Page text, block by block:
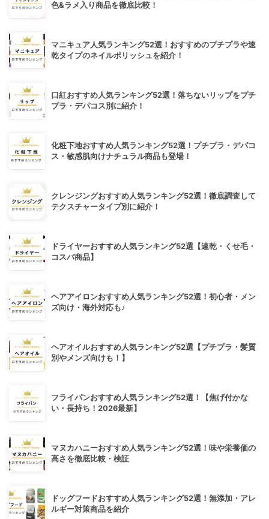
色&ラメ入り商品を徹底比較！
マニキュア人気ランキング52選！おすすめのプチプラや速
乾タイプのネイルポリッシュを紹介！
口紅おすすめ人気ランキング52選！落ちないリップをプチ
プラ・デパコス別に紹介！
化粧下地おすすめ人気ランキング52選！プチプラ・デパコ
ス・敏感肌向けナチュラル商品も登場！
クレンジングおすすめ人気ランキング52選！徹底調査して
テクスチャータイプ別に紹介！
ドライヤーおすすめ人気ランキング52選【速乾・くせ毛・
コスパ商品】
ヘアアイロンおすすめ人気ランキング52選！初心者・メン
ズ向け・海外対応も♪
ヘアオイルおすすめ人気ランキング52選【プチプラ・髪質
別やメンズ向けも！】
フライパンおすすめ人気ランキング52選！【焦げ付かな
い・長持ち！2026最新】
マヌカハニーおすすめ人気ランキング52選！味や栄養価の
高さを徹底比較・検証
ドッグフードおすすめ人気ランキング52選！無添加・アレ
ルギー対策商品を紹介